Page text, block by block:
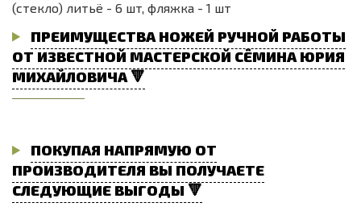
(стекло) литьё - 6 шт, фляжка - 1 шт
ПРЕИМУЩЕСТВА НОЖЕЙ РУЧНОЙ РАБОТЫ
ОТ ИЗВЕСТНОЙ МАСТЕРСКОЙ СЁМИНА ЮРИЯ
МИХАЙЛОВИЧА 🔻
ПОКУПАЯ НАПРЯМУЮ ОТ
ПРОИЗВОДИТЕЛЯ ВЫ ПОЛУЧАЕТЕ
СЛЕДУЮЩИЕ ВЫГОДЫ 🔻